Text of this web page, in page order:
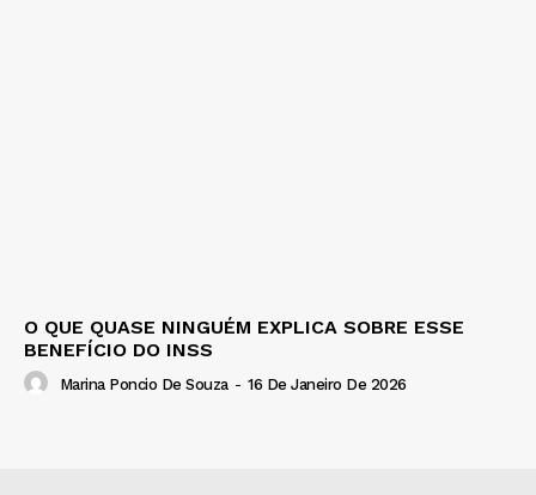
O QUE QUASE NINGUÉM EXPLICA SOBRE ESSE
BENEFÍCIO DO INSS
Marina Poncio De Souza - 16 De Janeiro De 2026